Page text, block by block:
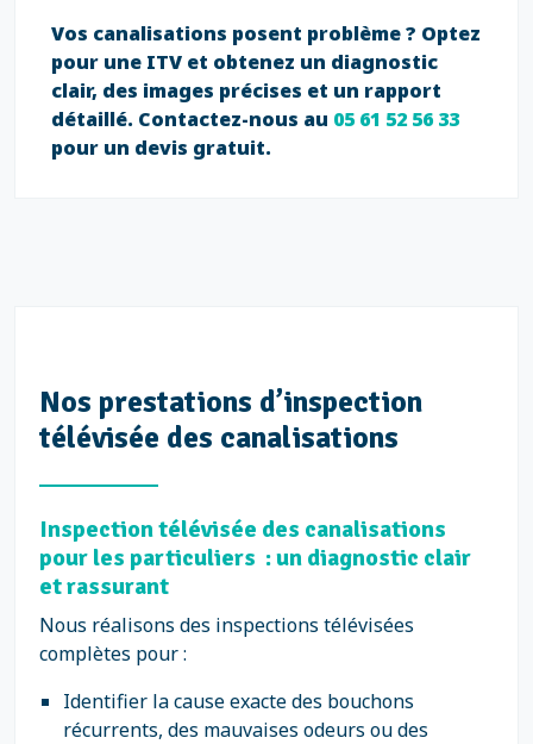
Vos canalisations posent problème ? Optez
pour une ITV et obtenez un diagnostic
clair, des images précises et un rapport
détaillé. Contactez-nous au 05 61 52 56 33
pour un devis gratuit.
Nos prestations d’inspection
télévisée des canalisations
Inspection télévisée des canalisations
pour les particuliers : un diagnostic clair
et rassurant
Nous réalisons des inspections télévisées
complètes pour :
Identifier la cause exacte des bouchons
récurrents, des mauvaises odeurs ou des